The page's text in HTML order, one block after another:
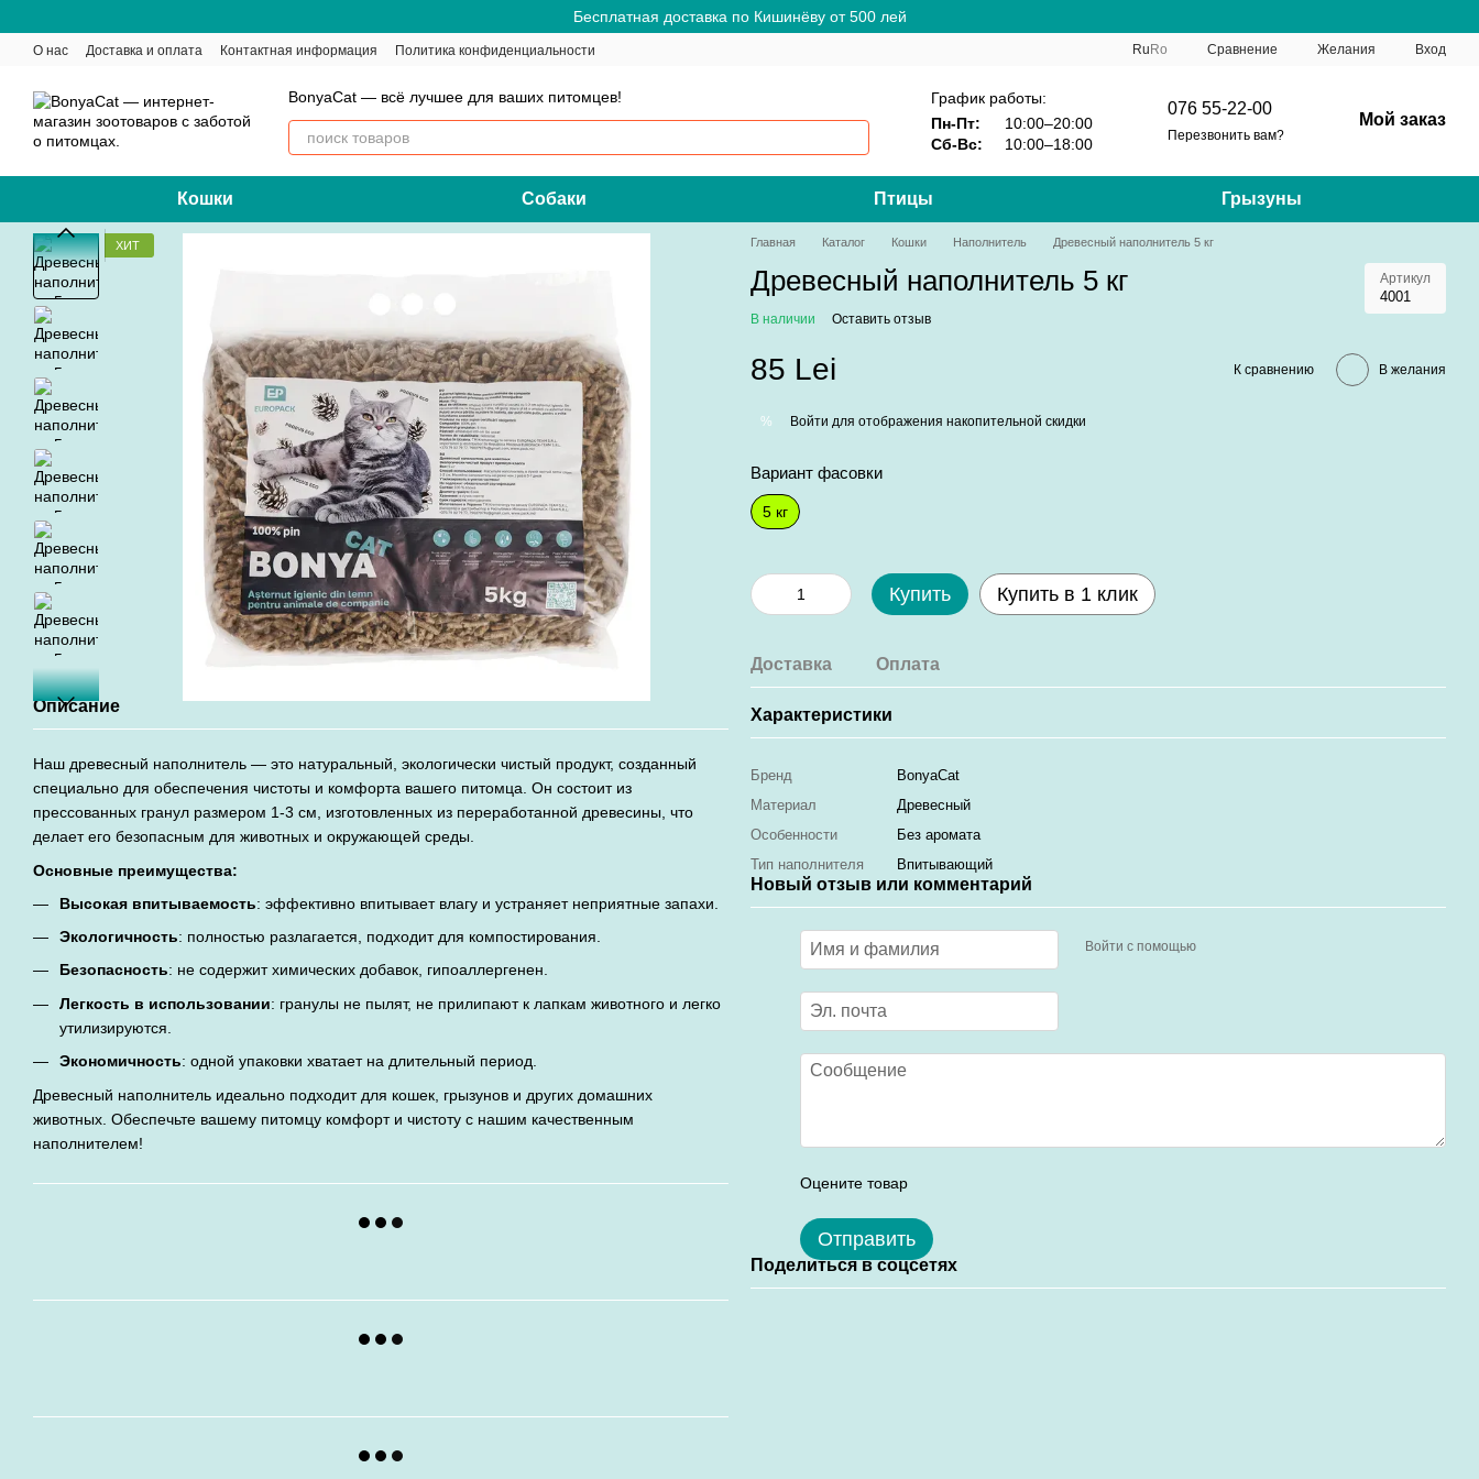
Бесплатная доставка по Кишинёву от 500 лей
О нас Доставка и оплата Контактная информация Политика конфиденциальности Ru Ro Сравнение Желания Вход
BonyaCat — всё лучшее для ваших питомцев!
График работы:
Пн-Пт:
10:00–20:00
Сб-Вс:
10:00–18:00
076 55-22-00
Перезвонить вам?
Мой заказ
Кошки Собаки Птицы Грызуны
ХИТ
Описание
Наш древесный наполнитель — это натуральный, экологически чистый продукт, созданный
специально для обеспечения чистоты и комфорта вашего питомца. Он состоит из
прессованных гранул размером 1-3 см, изготовленных из переработанной древесины, что
делает его безопасным для животных и окружающей среды.
Основные преимущества:
Высокая впитываемость: эффективно впитывает влагу и устраняет неприятные запахи.
Экологичность: полностью разлагается, подходит для компостирования.
Безопасность: не содержит химических добавок, гипоаллергенен.
Легкость в использовании: гранулы не пылят, не прилипают к лапкам животного и легко
утилизируются.
Экономичность: одной упаковки хватает на длительный период.
Древесный наполнитель идеально подходит для кошек, грызунов и других домашних
животных. Обеспечьте вашему питомцу комфорт и чистоту с нашим качественным
наполнителем!
Главная Каталог Кошки Наполнитель Древесный наполнитель 5 кг
Древесный наполнитель 5 кг Артикул
4001
В наличии Оставить отзыв
85 Lei К сравнению В желания
% Войти для отображения накопительной скидки
Вариант фасовки
5 кг
Купить Купить в 1 клик
Доставка Оплата
Характеристики
Бренд
BonyaCat
Материал
Древесный
Особенности
Без аромата
Тип наполнителя
Впитывающий
Новый отзыв или комментарий
Войти с помощью
Оцените товар
Отправить
Поделиться в соцсетях